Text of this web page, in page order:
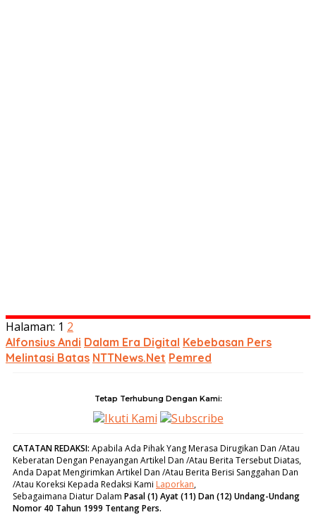
Halaman: 1 2
Alfonsius Andi Dalam Era Digital Kebebasan Pers
Melintasi Batas NTTNews.Net Pemred
Tetap Terhubung Dengan Kami:
Ikuti Kami Subscribe
CATATAN REDAKSI: Apabila Ada Pihak Yang Merasa Dirugikan Dan /Atau
Keberatan Dengan Penayangan Artikel Dan /Atau Berita Tersebut Diatas,
Anda Dapat Mengirimkan Artikel Dan /Atau Berita Berisi Sanggahan Dan
/Atau Koreksi Kepada Redaksi Kami Laporkan,
Sebagaimana Diatur Dalam Pasal (1) Ayat (11) Dan (12) Undang-Undang
Nomor 40 Tahun 1999 Tentang Pers.